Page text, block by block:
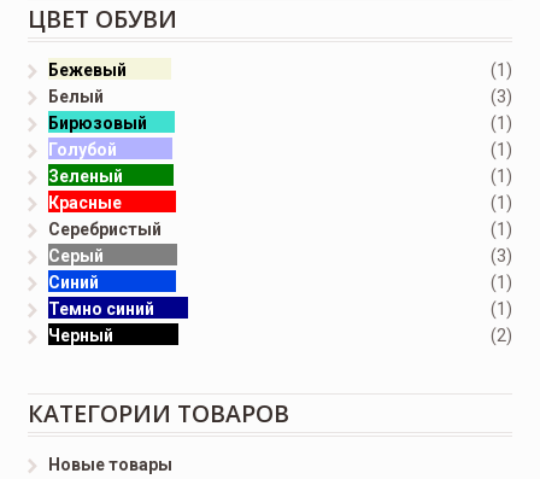
ЦВЕТ ОБУВИ
Бежевый
(1)
Белый
(3)
Бирюзовый
(1)
Голубой
(1)
Зеленый
(1)
Красные
(1)
Серебристый
(1)
Серый
(3)
Синий
(1)
Темно синий
(1)
Черный
(2)
КАТЕГОРИИ ТОВАРОВ
Новые товары